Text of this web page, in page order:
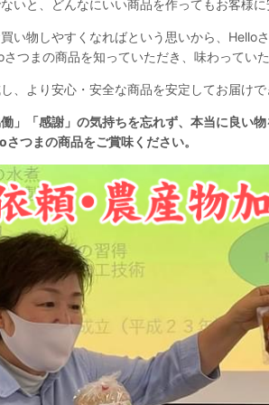
いと、どんなにいい商品を作ってもお客様
い物しやすくなればという思いから、Hello
つまの商品を知っていただき、味わってい
、より安心・安全な商品を安定してお届けで
働」「感謝」の気持ちを忘れず、本当に良い
つまの商品をご賞味ください。